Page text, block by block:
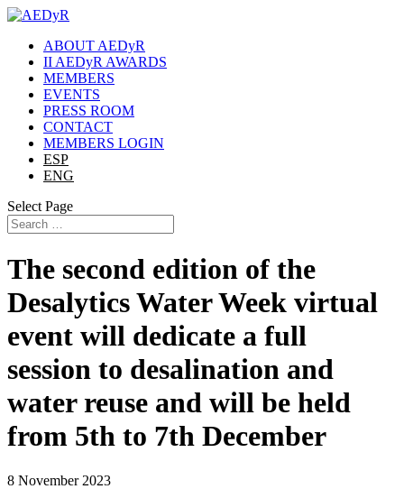
ABOUT AEDyR
II AEDyR AWARDS
MEMBERS
EVENTS
PRESS ROOM
CONTACT
MEMBERS LOGIN
ESP
ENG
Select Page
The second edition of the
Desalytics Water Week virtual
event will dedicate a full
session to desalination and
water reuse and will be held
from 5th to 7th December
8 November 2023